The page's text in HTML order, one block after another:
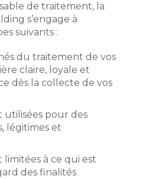
de traitement, la
s’engage à
suivants :
du traitement de vos
claire, loyale et
dès la collecte de vos
utilisées pour des
légitimes et
limitées à ce qui est
des finalités